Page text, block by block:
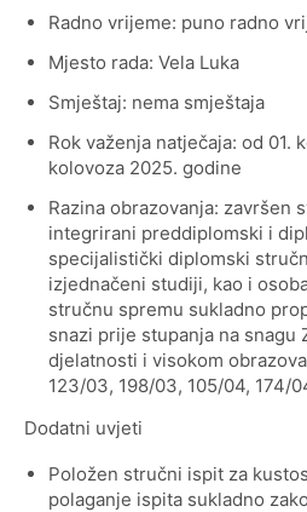
Financijski planovi i izvješća
Odluke
Informacije o trošenju sredstava
Natječaji
Jednostavna i javna nabava
Pravo na pristup informacijama
Izjava o pristupačnosti
Radno vrijeme: puno radno
Mjesto rada: Vela Luka
Smještaj: nema smještaja
Rok važenja natječaja: od 01.
kolovoza 2025. godine
Razina obrazovanja: završen
integrirani preddiplomski i
specijalistički diplomski
izjednačeni studiji, kao i
stručnu spremu sukladno
snazi prije stupanja na snagu
djelatnosti i visokom
123/03, 198/03, 105/04, 174/
Dodatni uvjeti
Položen stručni ispit za
polaganje ispita sukladno